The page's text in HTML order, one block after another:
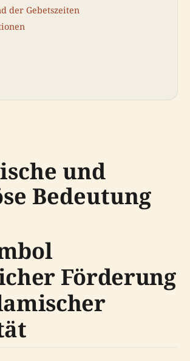
der Gebetszeiten
und
Bedeutung
Förderung